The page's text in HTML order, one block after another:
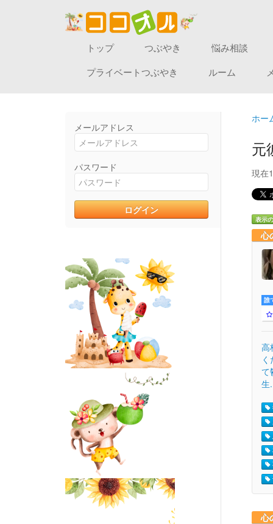
トップ つぶやき
悩み相談
プライベートつぶやき
ルーム
メールアドレス
パスワード
ホー
元
現在
表示
心
誰
高
て
生
心